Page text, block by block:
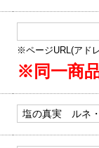
※ページURL(アド
※同一商